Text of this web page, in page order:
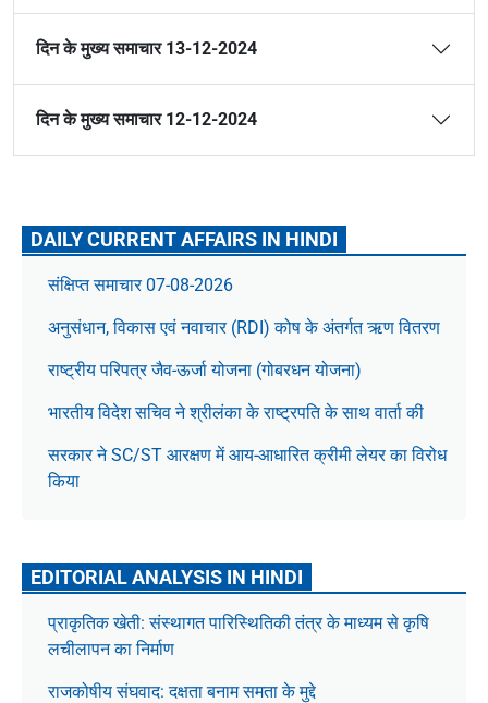
दिन के मुख्य समाचार 13-12-2024
दिन के मुख्य समाचार 12-12-2024
DAILY CURRENT AFFAIRS IN HINDI
संक्षिप्त समाचार 07-08-2026
अनुसंधान, विकास एवं नवाचार (RDI) कोष के अंतर्गत ऋण वितरण
राष्ट्रीय परिपत्र जैव-ऊर्जा योजना (गोबरधन योजना)
भारतीय विदेश सचिव ने श्रीलंका के राष्ट्रपति के साथ वार्ता की
सरकार ने SC/ST आरक्षण में आय-आधारित क्रीमी लेयर का विरोध
किया
EDITORIAL ANALYSIS IN HINDI
प्राकृतिक खेती: संस्थागत पारिस्थितिकी तंत्र के माध्यम से कृषि
लचीलापन का निर्माण
राजकोषीय संघवाद: दक्षता बनाम समता के मुद्दे